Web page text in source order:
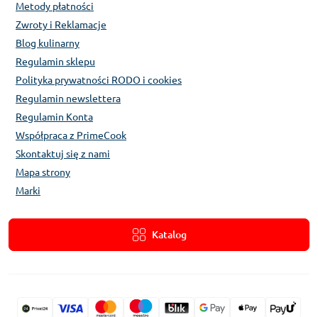
Metody płatności
Zwroty i Reklamacje
Blog kulinarny
Regulamin sklepu
Polityka prywatności RODO i cookies
Regulamin newslettera
Regulamin Konta
Współpraca z PrimeCook
Skontaktuj się z nami
Mapa strony
Marki
Katalog